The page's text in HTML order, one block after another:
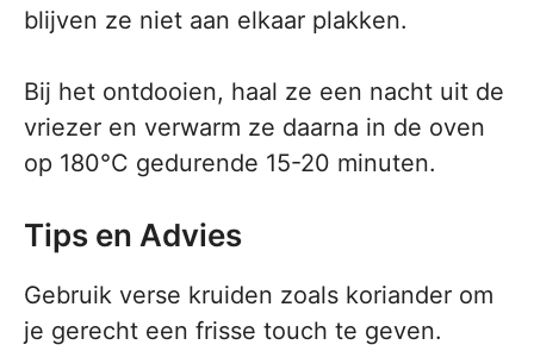
blijven ze niet aan elkaar plakken.
Bij het ontdooien, haal ze een nacht uit de
vriezer en verwarm ze daarna in de oven
op 180°C gedurende 15-20 minuten.
Tips en Advies
Gebruik verse kruiden zoals koriander om
je gerecht een frisse touch te geven.